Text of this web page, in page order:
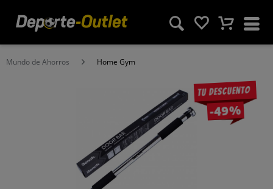
Mundo de Ahorros Home Gym
Tu descuento
-49%